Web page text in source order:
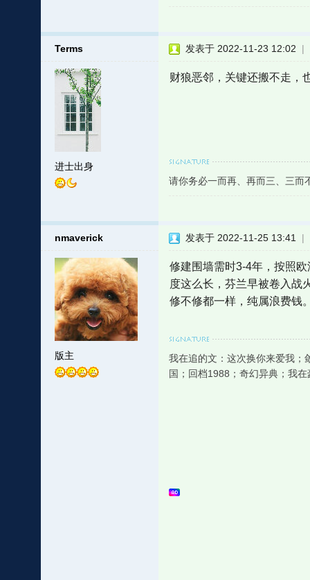
Terms
进士出身
发表于 2022-11-23 12:02 |
财狼恶邻，关键还搬不走，
请你务必一而再、再而三、三
nmaverick
版主
发表于 2022-11-25 13:41 |
修建围墙需时3-4年，按照
度这么长，芬兰早被卷入战
修不修都一样，纯属浪费钱
我在追的文：这次换你来爱我；
国；回档1988；奇幻异典；我